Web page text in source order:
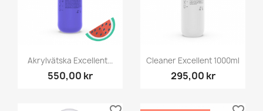
Akrylvätska Excellent...
550,00 kr
Cleaner Excellent 1000ml
295,00 kr